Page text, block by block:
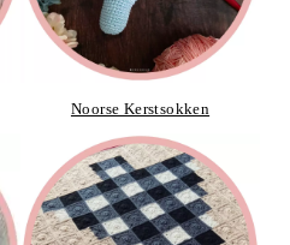
Noorse Kerstsokken